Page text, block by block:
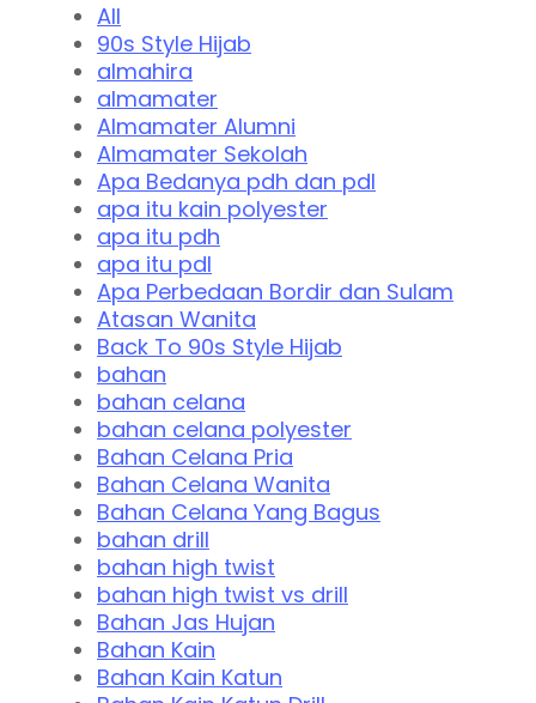
All
90s Style Hijab
almahira
almamater
Almamater Alumni
Almamater Sekolah
Apa Bedanya pdh dan pdl
apa itu kain polyester
apa itu pdh
apa itu pdl
Apa Perbedaan Bordir dan Sulam
Atasan Wanita
Back To 90s Style Hijab
bahan
bahan celana
bahan celana polyester
Bahan Celana Pria
Bahan Celana Wanita
Bahan Celana Yang Bagus
bahan drill
bahan high twist
bahan high twist vs drill
Bahan Jas Hujan
Bahan Kain
Bahan Kain Katun